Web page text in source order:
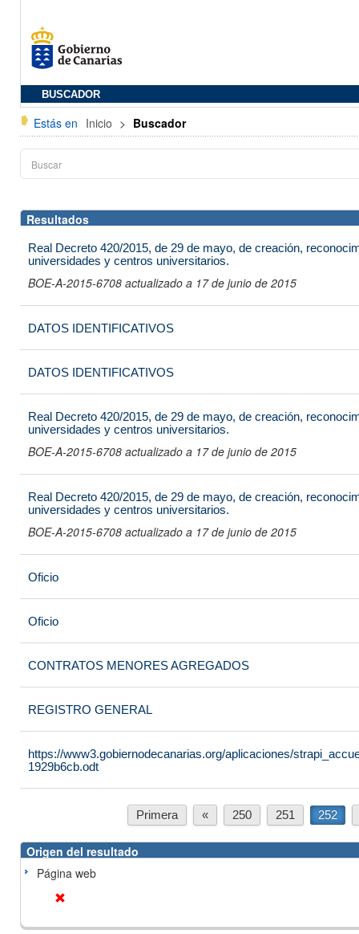
BUSCADOR
Estás en Inicio > Buscador
Resultados
Real Decreto 420/2015, de 29 de mayo, de creación,
universidades y centros universitarios.
BOE-A-2015-6708 actualizado a 17 de junio de 2015
DATOS IDENTIFICATIVOS
DATOS IDENTIFICATIVOS
Real Decreto 420/2015, de 29 de mayo, de creación,
universidades y centros universitarios.
BOE-A-2015-6708 actualizado a 17 de junio de 2015
Real Decreto 420/2015, de 29 de mayo, de creación,
universidades y centros universitarios.
BOE-A-2015-6708 actualizado a 17 de junio de 2015
Oficio
Oficio
CONTRATOS MENORES AGREGADOS
REGISTRO GENERAL
https://www3.gobiernodecanarias.org/aplicaciones/
1929b6cb.odt
Primera « 250 251 252
Origen del resultado
Página web